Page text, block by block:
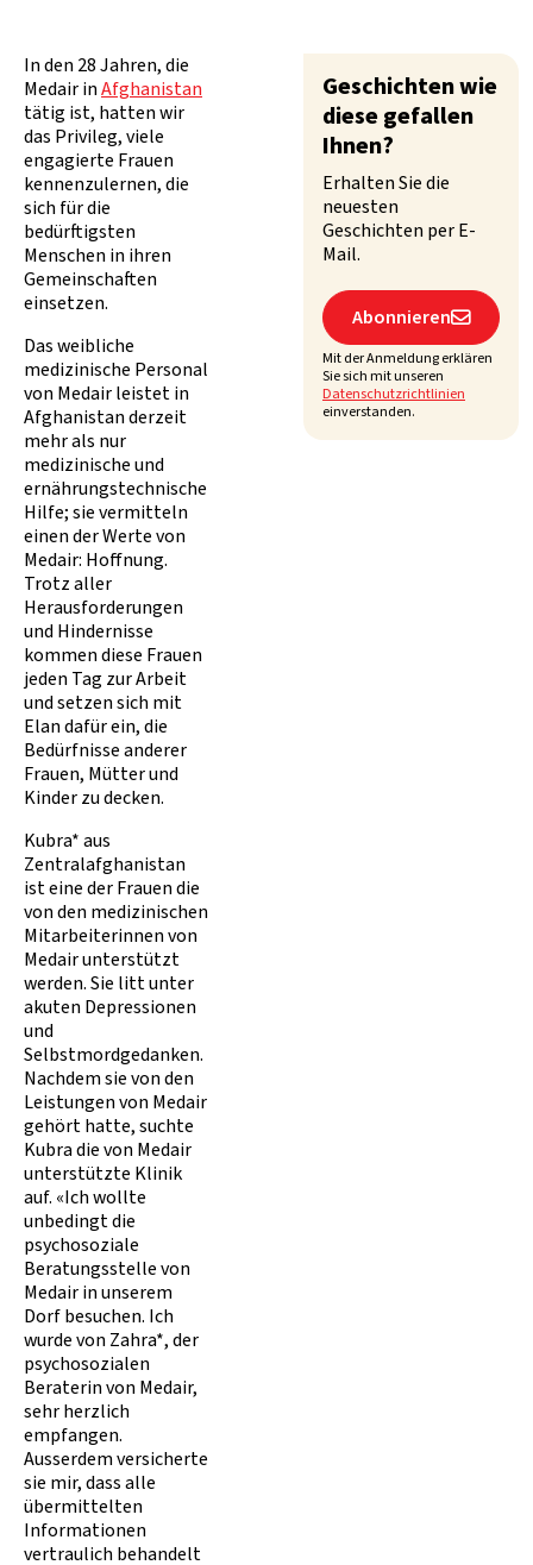
In den 28 Jahren, die
Medair inAfghanistan
tätig ist, hatten wir
das Privileg, viele
engagierte Frauen
kennenzulernen, die
sich für die
bedürftigsten
Menschen in ihren
Gemeinschaften
einsetzen.
Das weibliche
medizinische Personal
von Medair leistet in
Afghanistan derzeit
mehr als nur
medizinische und
ernährungstechnische
Hilfe; sie vermitteln
einen der Werte von
Medair: Hoffnung.
Trotz aller
Herausforderungen
und Hindernisse
kommen diese Frauen
jeden Tag zur Arbeit
und setzen sich mit
Elan dafür ein, die
Bedürfnisse anderer
Frauen, Mütter und
Kinder zu decken.
Kubra* aus
Zentralafghanistan
ist eine der Frauen die
von den medizinischen
Mitarbeiterinnen von
Medair unterstützt
werden. Sie litt unter
akuten Depressionen
und
Selbstmordgedanken.
Nachdem sie von den
Leistungen von Medair
gehört hatte, suchte
Kubra die von Medair
unterstützte Klinik
auf. «Ich wollte
unbedingt die
psychosoziale
Beratungsstelle von
Medair in unserem
Dorf besuchen. Ich
wurde von Zahra*, der
psychosozialen
Beraterin von Medair,
sehr herzlich
empfangen.
Ausserdem versicherte
sie mir, dass alle
übermittelten
Informationen
vertraulich behandelt
Geschichten wie
diese gefallen
Ihnen?
Erhalten Sie die
neuesten
Geschichten per E-
Mail.
Abonnieren
Mit der Anmeldung erklären
Sie sich mit unseren
Datenschutzrichtlinien
einverstanden.